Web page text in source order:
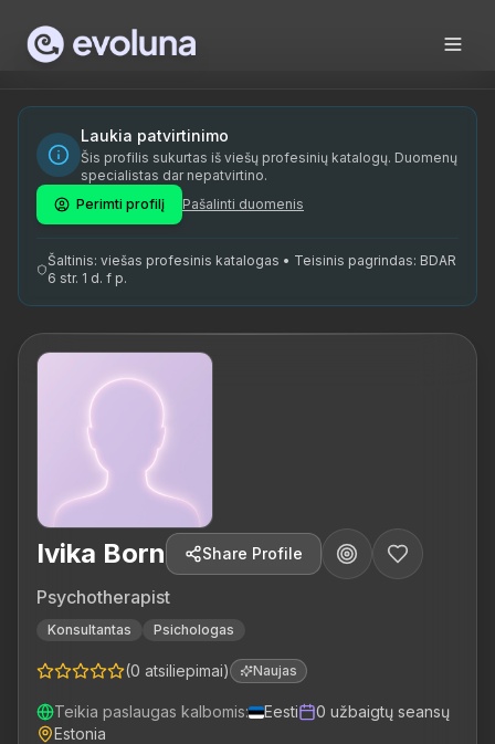
Ivika Born is an experienced gestalt psychotherapist
Ivika Born on spetsialiseerunud gestalt-
gestalt-psühhoterapeut, psühholoogiline nõustamine,
Laukia patvirtinimo
Šis profilis sukurtas iš viešų profesinių katalogų. Duomenų
specialistas dar nepatvirtino.
Perimti profilį
Pašalinti duomenis
Šaltinis: viešas profesinis katalogas • Teisinis pagrindas: BDAR
6 str. 1 d. f p.
Ivika Born Share Profile
Psychotherapist
Konsultantas Psichologas
(0 atsiliepimai) Naujas
Teikia paslaugas kalbomis: Eesti 0 užbaigtų seansų
Estonia